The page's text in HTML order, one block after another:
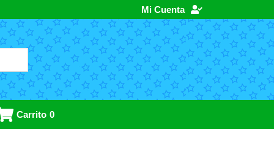
Mi Cuenta
Carrito 0